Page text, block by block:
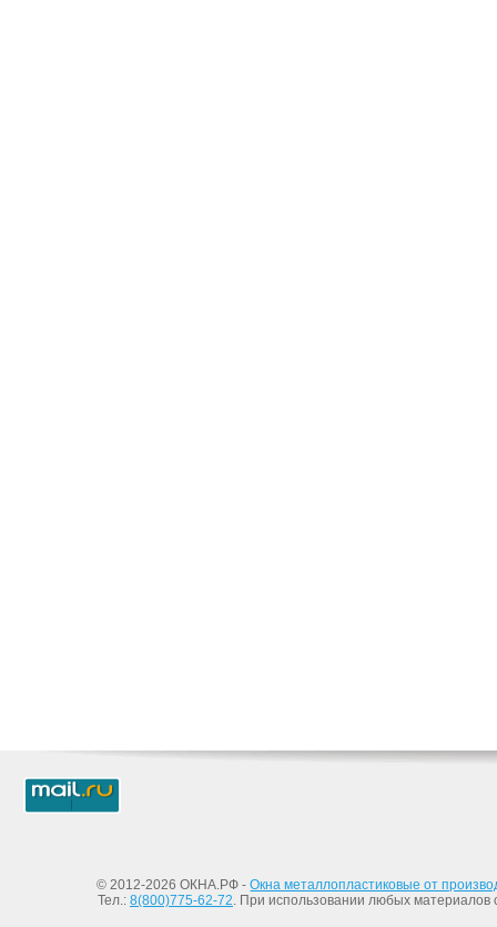
© 2012-2026 ОКНА.РФ -Окна металлопластиковые от
Тел.: 8(800)775-62-72. При использовании любых материалов